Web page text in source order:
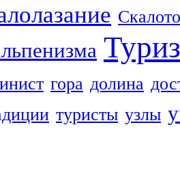
гора долина
туристы узлы